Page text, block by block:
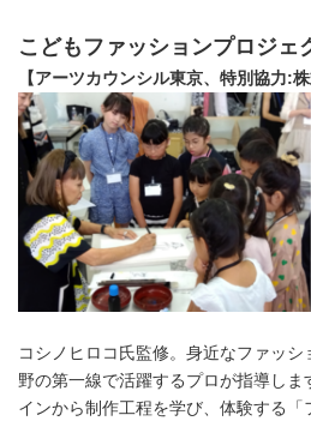
こどもファッションプロジェ
【アーツカウンシル東京、特別協力:
コシノヒロコ氏監修。身近なファッ
野の第一線で活躍するプロが指導し
インから制作工程を学び、体験する「